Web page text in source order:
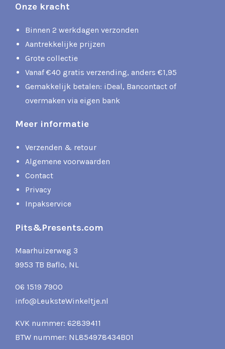
Onze kracht
Binnen 2 werkdagen verzonden
Aantrekkelijke prijzen
Grote collectie
Vanaf €40 gratis verzending, anders €1,95
Gemakkelijk betalen: iDeal, Bancontact of
overmaken via eigen bank
Meer informatie
Verzenden & retour
Algemene voorwaarden
Contact
Privacy
Inpakservice
Pits&Presents.com
Maarhuizerweg 3
9953 TB Baflo, NL
06 1519 7900
info@LeuksteWinkeltje.nl
KVK nummer: 62839411
BTW nummer: NL854978434B01